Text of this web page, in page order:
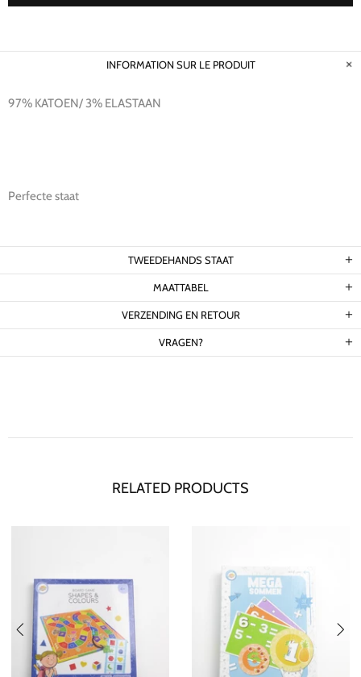
INFORMATION SUR LE PRODUIT
97% KATOEN/ 3% ELASTAAN
Perfecte staat
TWEEDEHANDS STAAT
MAATTABEL
VERZENDING EN RETOUR
VRAGEN?
RELATED PRODUCTS